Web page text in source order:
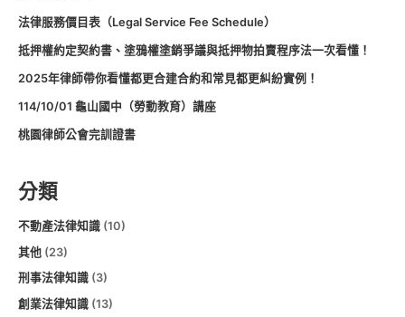
法律服務價目表（Legal Service Fee Schedule）
抵押權約定契約書、塗鴉權塗銷爭議與抵押物拍賣程序法一次看懂！
2025年律師帶你看懂都更合建合約和常見都更糾紛實例！
114/10/01 龜山國中（勞動教育）講座
桃園律師公會完訓證書
分類
不動產法律知識(10)
其他(23)
刑事法律知識(3)
創業法律知識(13)